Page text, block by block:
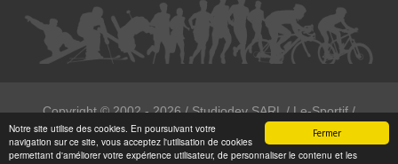
Fermer
Notre site utilise des cookies. En poursuivant votre
navigation sur ce site, vous acceptez l'utilisation de cookies
permettant d'améliorer votre expérience utilisateur, de personnaliser le contenu et les
Copyright ©2002 - 2026/ Studiodev SARL / Le-Sportif /
Registration4all
Tous droits réservées.